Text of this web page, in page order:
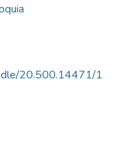
20.500.14471/1